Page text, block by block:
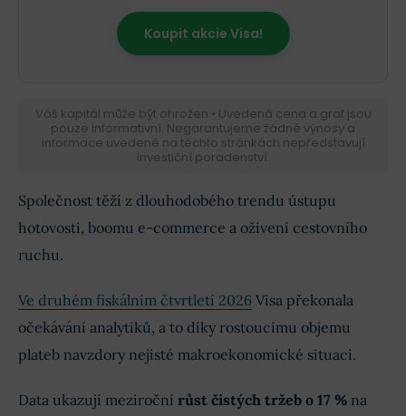
Koupit akcie Visa!
Váš kapitál může být ohrožen • Uvedená cena a graf jsou
pouze informativní. Negarantujeme žádné výnosy a
informace uvedené na těchto stránkách nepředstavují
investiční poradenství.
Společnost těží z dlouhodobého trendu ústupu
hotovosti, boomu e-commerce a oživení cestovního
ruchu.
Ve druhém fiskálním čtvrtletí 2026 Visa překonala
očekávání analytiků, a to díky rostoucímu objemu
plateb navzdory nejisté makroekonomické situaci.
Data ukazují meziroční růst čistých tržeb o 17 % na